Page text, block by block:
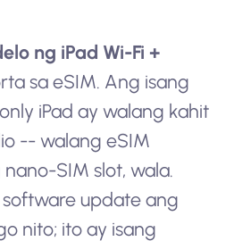
ng iPad Wi-Fi +
sa eSIM. Ang isang
iPad ay walang kahit
-- walang eSIM
SIM slot, wala.
update ang
nito; ito ay isang